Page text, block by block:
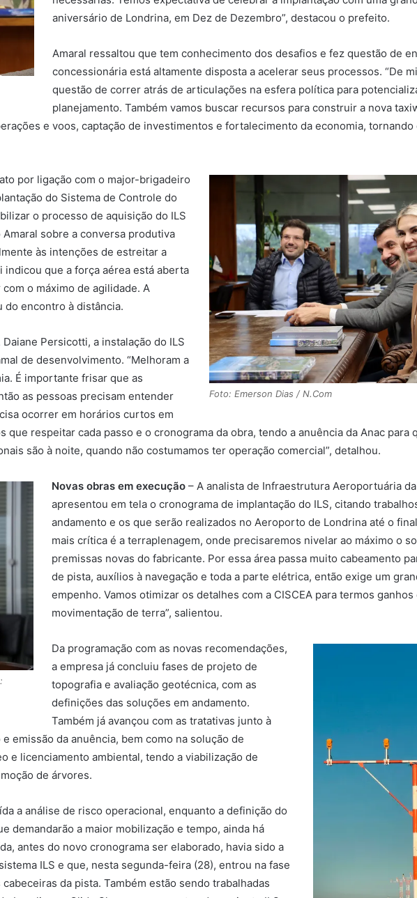
aniversário de Londrina, em Dez de Dezembro”, destacou o prefeito.
Amaral ressaltou que tem conhecimento dos desafios e fez questão de
concessionária está altamente disposta a acelerar seus processos. “De
questão de correr atrás de articulações na esfera política para
planejamento. Também vamos buscar recursos para construir a nova
e voos, captação de investimentos e fortalecimento da economia,
Foto: Emerson Dias / N.Com
por ligação com o major-brigadeiro
do Sistema de Controle do
o processo de aquisição do ILS
sobre a conversa produtiva
às intenções de estreitar a
que a força aérea está aberta
o máximo de agilidade. A
do encontro à distância.
Persicotti, a instalação do ILS
de desenvolvimento. “Melhoram a
É importante frisar que as
as pessoas precisam entender
ocorrer em horários curtos em
que respeitar cada passo e o cronograma da obra, tendo a anuência da Anac para
são à noite, quando não costumamos ter operação comercial”, detalhou.
Novas obras em execução – A analista de Infraestrutura Aeroportuária
apresentou em tela o cronograma de implantação do ILS, citando
andamento e os que serão realizados no Aeroporto de Londrina até o
mais crítica é a terraplenagem, onde precisaremos nivelar ao máximo o
premissas novas do fabricante. Por essa área passa muito cabeamento
de pista, auxílios à navegação e toda a parte elétrica, então exige um
empenho. Vamos otimizar os detalhes com a CISCEA para termos
movimentação de terra”, salientou.
Da programação com as novas recomendações,
a empresa já concluiu fases de projeto de
topografia e avaliação geotécnica, com as
definições das soluções em andamento.
Também já avançou com as tratativas junto à
emissão da anuência, bem como na solução de
e licenciamento ambiental, tendo a viabilização de
de árvores.
a análise de risco operacional, enquanto a definição do
demandarão a maior mobilização e tempo, ainda há
antes do novo cronograma ser elaborado, havia sido a
ILS e que, nesta segunda-feira (28), entrou na fase
da pista. Também estão sendo trabalhadas